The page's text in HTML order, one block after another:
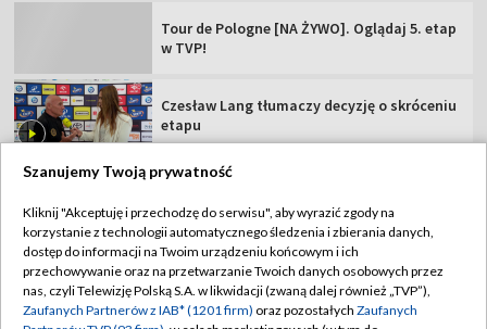
Tour de Pologne [NA ŻYWO]. Oglądaj 5. etap
w TVP!
Czesław Lang tłumaczy decyzję o skróceniu
etapu
TVP
Abonament TVP
Sklep TVP
Regulamin TVP
Polityka prywatności
Szanujemy Twoją prywatność
Kliknij "Akceptuję i przechodzę do serwisu", aby wyrazić zgody na
korzystanie z technologii automatycznego śledzenia i zbierania danych,
dostęp do informacji na Twoim urządzeniu końcowym i ich
przechowywanie oraz na przetwarzanie Twoich danych osobowych przez
nas, czyli Telewizję Polską S.A. w likwidacji (zwaną dalej również „TVP”),
Zaufanych Partnerów z IAB* (1201 firm) oraz pozostałych Zaufanych